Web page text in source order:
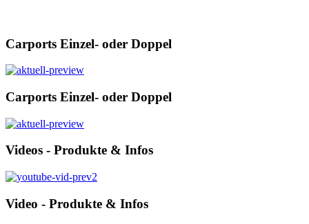
Carports Einzel- oder Doppel
Carports Einzel- oder Doppel
Videos - Produkte & Infos
Video - Produkte & Infos